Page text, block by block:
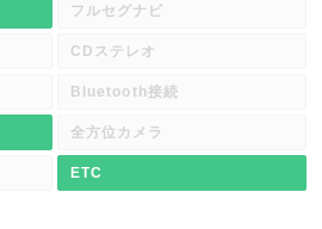
フルセグナビ
CDステレオ
Bluetooth接続
全方位カメラ
ETC